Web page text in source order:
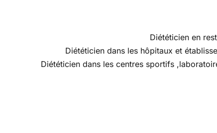
Diététicien en
Diététicien dans les hôpitaux et
Diététicien dans les centres sportifs